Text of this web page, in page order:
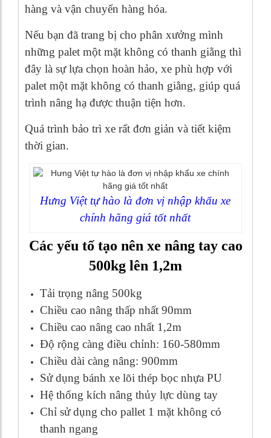
hàng và vận chuyển hàng hóa.
Nếu bạn đã trang bị cho phân xưởng mình
những palet một mặt không có thanh giằng thì
đây là sự lựa chọn hoàn hảo, xe phù hợp với
palet một mặt không có thanh giằng, giúp quá
trình nâng hạ được thuận tiện hơn.
Quá trình bảo trì xe rất đơn giản và tiết kiệm
thời gian.
Hưng Việt tự hào là đơn vị nhập khẩu xe
chính hãng giá tốt nhất
Các yếu tố tạo nên xe nâng tay cao
500kg lên 1,2m
Tải trọng nâng 500kg
Chiều cao nâng thấp nhất 90mm
Chiều cao nâng cao nhất 1,2m
Độ rộng càng điều chỉnh: 160-580mm
Chiều dài càng nâng: 900mm
Sử dụng bánh xe lõi thép bọc nhựa PU
Hệ thống kích nâng thủy lực dùng tay
Chỉ sử dụng cho pallet 1 mặt không có
thanh ngang